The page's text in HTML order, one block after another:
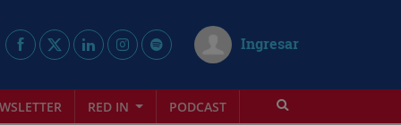
Ingresar
RED IN PODCAST